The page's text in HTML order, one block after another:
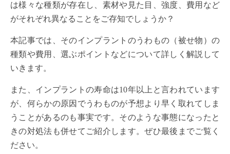
は様々な種類が存在し、素材や見た目、強度、費用など
がそれぞれ異なることをご存知でしょうか？
本記事では、そのインプラントのうわもの（被せ物）の
種類や費用、選ぶポイントなどについて詳しく解説して
いきます。
また、インプラントの寿命は10年以上と言われています
が、何らかの原因でうわものが予想より早く取れてしま
うことがあるのも事実です。そのような事態になったと
きの対処法も併せてご紹介します。ぜひ最後までご覧く
ださい。